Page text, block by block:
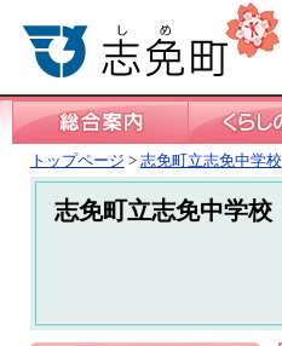
トップページ > 志免町立志免中学校
志免町立志免中学校